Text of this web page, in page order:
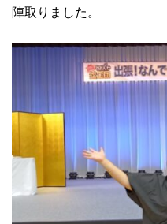
陣取りました。